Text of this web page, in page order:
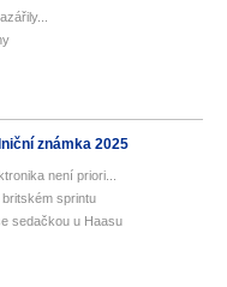
známka 2025
není priori...
britském sprintu
sedačkou u Haasu